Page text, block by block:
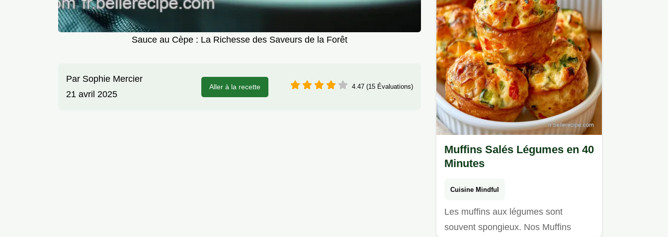
Sauce au Cèpe : La Richesse des Saveurs de la Forêt
Par Sophie Mercier
21 avril 2025
Aller à la recette 4.47 (15 Évaluations)
Muffins Salés Légumes en 40
Minutes
Cuisine Mindful
Les muffins aux légumes sont
souvent spongieux. Nos Muffins